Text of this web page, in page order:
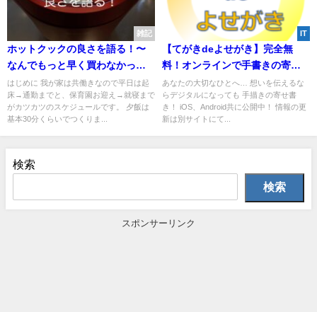
雑記
ホットクックの良さを語る！〜
なんでもっと早く買わなかった
んだ〜
はじめに 我が家は共働きなので平日は起
床→通勤までと、保育園お迎え→就寝まで
がカツカツのスケジュールです。 夕飯は
基本30分くらいでつくりま...
IT
【てがきdeよせがき】完全無
料！オンラインで手書きの寄せ
書きを作成できるスマホアプリ
あなたの大切なひとへ… 想いを伝えるな
らデジタルになっても 手描きの寄せ書
き！ iOS、Android共に公開中！ 情報の更
新は別サイトにて...
検索
検索
スポンサーリンク